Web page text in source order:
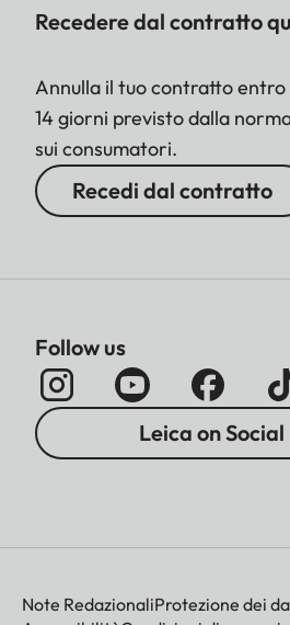
Recedere dal contratto
Annulla il tuo contratto entro
14 giorni previsto dalla
sui consumatori.
Recedi dal contratto
Follow us
Leica on
Note RedazionaliProtezione dei